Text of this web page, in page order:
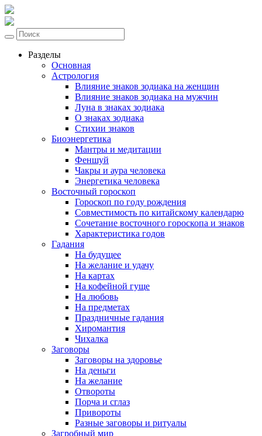
Разделы
Основная
Астрология
Влияние знаков зодиака на женщин
Влияние знаков зодиака на мужчин
Луна в знаках зодиака
О знаках зодиака
Стихии знаков
Биоэнергетика
Мантры и медитации
Феншуй
Чакры и аура человека
Энергетика человека
Восточный гороскоп
Гороскоп по году рождения
Совместимость по китайскому календарю
Сочетание восточного гороскопа и знаков
Характеристика годов
Гадания
На будущее
На желание и удачу
На картах
На кофейной гуще
На любовь
На предметах
Праздничные гадания
Хиромантия
Чихалка
Заговоры
Заговоры на здоровье
На деньги
На желание
Отвороты
Порча и сглаз
Привороты
Разные заговоры и ритуалы
Загробный мир